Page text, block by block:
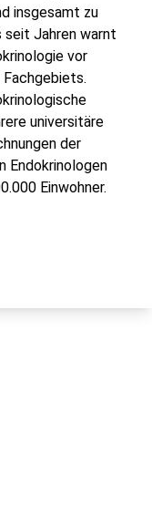
insgesamt zu
seit Jahren warnt
vor
universitäre
der
Endokrinologen
Einwohner.